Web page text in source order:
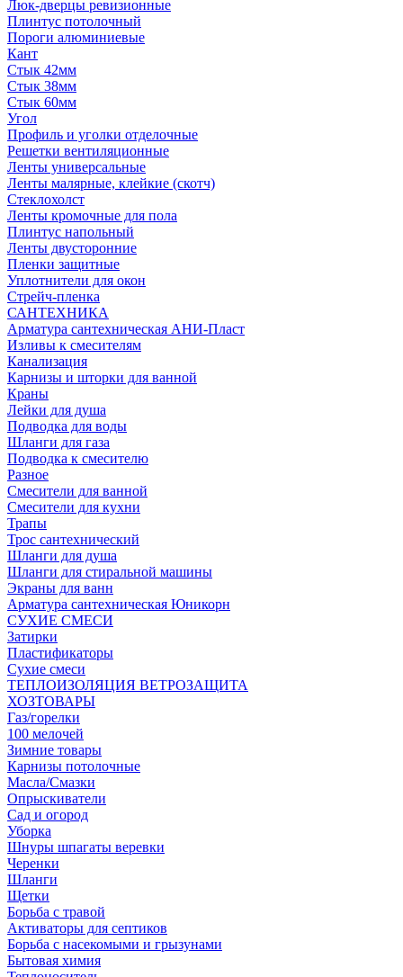
Люк-дверцы ревизионные
Плинтус потолочный
Пороги алюминиевые
Кант
Стык 42мм
Стык 38мм
Стык 60мм
Угол
Профиль и уголки отделочные
Решетки вентиляционные
Ленты универсальные
Ленты малярные, клейкие (скотч)
Стеклохолст
Ленты кромочные для пола
Плинтус напольный
Ленты двусторонние
Пленки защитные
Уплотнители для окон
Стрейч-пленка
САНТЕХНИКА
Арматура сантехническая АНИ-Пласт
Изливы к смесителям
Канализация
Карнизы и шторки для ванной
Краны
Лейки для душа
Подводка для воды
Шланги для газа
Подводка к смесителю
Разное
Смесители для ванной
Смесители для кухни
Трапы
Трос сантехнический
Шланги для душа
Шланги для стиральной машины
Экраны для ванн
Арматура сантехническая Юникорн
СУХИЕ СМЕСИ
Затирки
Пластификаторы
Сухие смеси
ТЕПЛОИЗОЛЯЦИЯ ВЕТРОЗАЩИТА
ХОЗТОВАРЫ
Газ/горелки
100 мелочей
Зимние товары
Карнизы потолочные
Масла/Смазки
Опрыскиватели
Сад и огород
Уборка
Шнуры шпагаты веревки
Черенки
Шланги
Щетки
Борьба с травой
Активаторы для септиков
Борьба с насекомыми и грызунами
Бытовая химия